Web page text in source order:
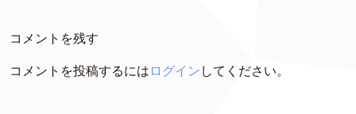
コメントを残す
コメントを投稿するには ログイン してください。